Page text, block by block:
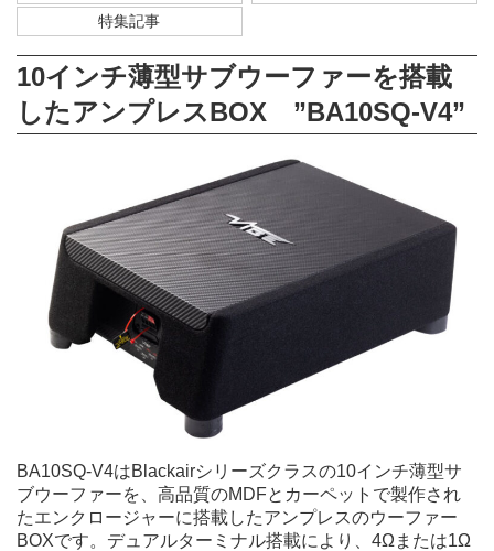
特集記事
10インチ薄型サブウーファーを搭載
したアンプレスBOX ”BA10SQ-V4”
BA10SQ-V4はBlackairシリーズクラスの10インチ薄型サ
ブウーファーを、高品質のMDFとカーペットで製作され
たエンクロージャーに搭載したアンプレスのウーファー
BOXです。デュアルターミナル搭載により、4Ωまたは1Ω